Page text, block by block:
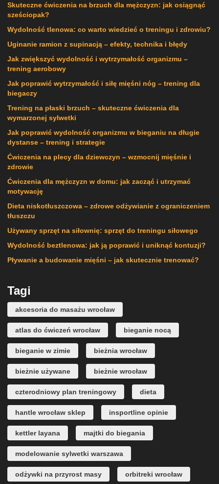
Skuteczne ćwiczenia na brzuch dla mężczyzn: jak osiągnąć
sześciopak?
Wydolność tlenowa: co warto wiedzieć o treningu i zdrowiu?
Uginanie ramion z supinacją – efekty, technika i błędy
Jak zwiększyć wydolność i wytrzymałość organizmu –
trening aerobowy
Jak poprawić wytrzymałość i siłę mięśni nóg – trening dla
biegaczy
Trening na płaski brzuch – skuteczne ćwiczenia dla
wymarzonej sylwetki
Jak poprawić wydolność organizmu w bieganiu na długie
dystanse – trening i strategie
Ćwiczenia na plecy dla dziewczyn – wzmocnij mięśnie i
zdrowie
Ćwiczenia dla mężczyzn w domu: jak zacząć i utrzymać
motywację
Dieta niskotłuszczowa – zdrowe odżywianie z ograniczeniem
tłuszczu
Używany sprzęt na siłownię: sprzęt do treningu siłowego
Wydolność beztlenowa: jak ją poprawić i uniknąć kontuzji?
Pływanie a budowanie mięśni – jak skutecznie trenować?
Tagi
akcesoria do masażu wrocław
atlas do ćwiczeń wrocław bieganie nocą
bieganie w zimie bieżnia wrocław
bieżnie używane bieżnie wrocław
czterodniowy plan treningowy dieta
hantle wrocław sklep insportline opinie
kettler layana majtki do biegania
modelowanie sylwetki warszawa
odżywki na przyrost masy orbitreki wrocław